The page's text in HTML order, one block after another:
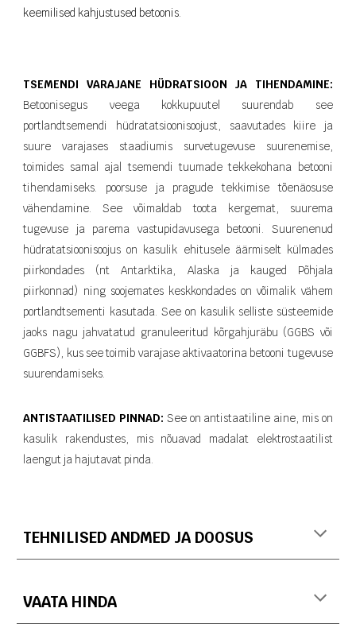
keemilised kahjustused betoonis.
TSEMENDI VARAJANE HÜDRATSIOON JA TIHENDAMINE:
Betoonisegus veega kokkupuutel suurendab see
portlandtsemendi hüdratatsioonisoojust, saavutades kiire ja
suure varajases staadiumis survetugevuse suurenemise,
toimides samal ajal tsemendi tuumade tekkekohana betooni
tihendamiseks. poorsuse ja pragude tekkimise tõenäosuse
vähendamine. See võimaldab toota kergemat, suurema
tugevuse ja parema vastupidavusega betooni. Suurenenud
hüdratatsioonisoojus on kasulik ehitusele äärmiselt külmades
piirkondades (nt Antarktika, Alaska ja kauged Põhjala
piirkonnad) ning soojemates keskkondades on võimalik vähem
portlandtsementi kasutada. See on kasulik selliste süsteemide
jaoks nagu jahvatatud granuleeritud kõrgahjuräbu (GGBS või
GGBFS), kus see toimib varajase aktivaatorina betooni tugevuse
suurendamiseks.
ANTISTAATILISED PINNAD: See on antistaatiline aine, mis on
kasulik rakendustes, mis nõuavad madalat elektrostaatilist
laengut ja hajutavat pinda.
TEHNILISED ANDMED JA DOOSUS
VAATA HINDA